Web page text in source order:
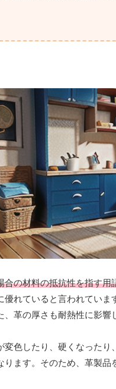
の材料の抵抗性を指す用
れていると言われてい
革の厚さも耐熱性に影響
色したり、硬くなった
ます。そのため、革製品